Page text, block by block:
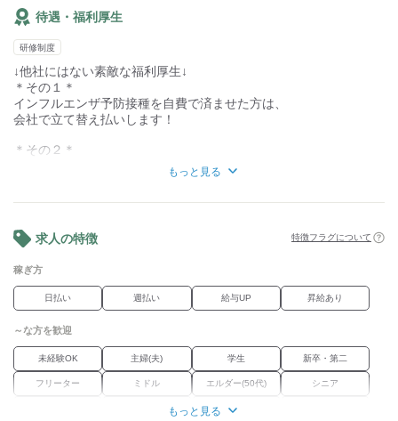
■外国人
■シニア世代
■軽貨物持込歓迎(黒ナンバー)
〈募集背景〉
■増員のため
待遇・福利厚生
研修制度
↓他社にはない素敵な福利厚生↓
＊その１＊
インフルエンザ予防接種を自費で済ませた方は、
会社で立て替え払いします！
＊その２＊
業務委託でもボーナスがあります！
■置き配OK
■Wワーク、副業OK
■短距離配送メイン
…倉庫から、自転車で10分圏内がほとんどなので、
長距離移動が少ないが魅力
■管理費用・事務手数料・加盟金なし
■週2～OK
…週1日ごとのシフト提出なので、
プライベートとの両立もしやすい
もっと見る
求人の特徴 特徴フラグについて
稼ぎ方
日払い 週払い 給与UP 昇給あり
～な方を歓迎
未経験OK 主婦(夫) 学生 新卒・第二
フリーター ミドル エルダー(50代) シニア
Wワーク
もっと見る